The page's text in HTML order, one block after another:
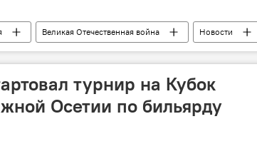
Великая Отечественная война Новости
турнир на Кубок
Осетии по бильярду